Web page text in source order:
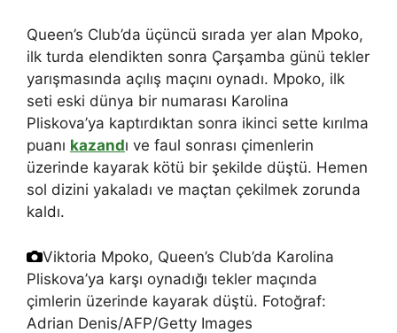
Queen’s Club’da üçüncü sırada yer alan Mpoko,
ilk turda elendikten sonra Çarşamba günü tekler
yarışmasında açılış maçını oynadı. Mpoko, ilk
seti eski dünya bir numarası Karolina
Pliskova’ya kaptırdıktan sonra ikinci sette kırılma
puanı kazandı ve faul sonrası çimenlerin
üzerinde kayarak kötü bir şekilde düştü. Hemen
sol dizini yakaladı ve maçtan çekilmek zorunda
kaldı.
Viktoria Mpoko, Queen’s Club’da Karolina
Pliskova’ya karşı oynadığı tekler maçında
çimlerin üzerinde kayarak düştü. Fotoğraf:
Adrian Denis/AFP/Getty Images